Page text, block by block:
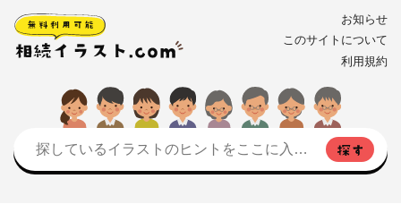
お知らせ
このサイトについて
利用規約